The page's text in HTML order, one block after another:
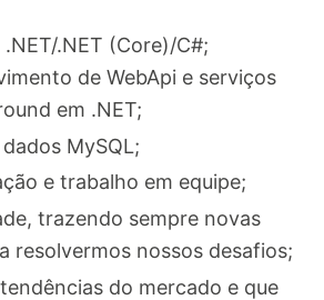
.NET (Core)/C#;
de WebApi e serviços
em .NET;
MySQL;
e trabalho em equipe;
trazendo sempre novas
resolvermos nossos desafios;
do mercado e que